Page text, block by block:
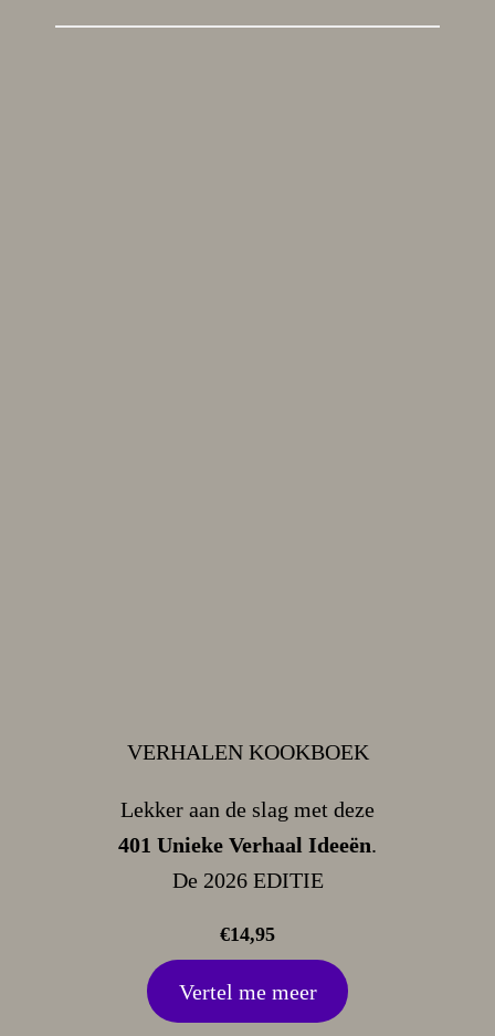
VERHALEN KOOKBOEK
Lekker aan de slag met deze
401 Unieke Verhaal Ideeën.
De 2026 EDITIE
€14,95
Vertel me meer